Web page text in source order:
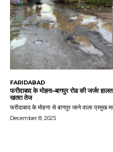
FARIDABAD
फरीदाबाद के मोहना–बागपुर रोड की जर्जर
खतरा तेज
फरीदाबाद के मोहना से बागपुर जाने वाला प्रमुख
December 8, 2025